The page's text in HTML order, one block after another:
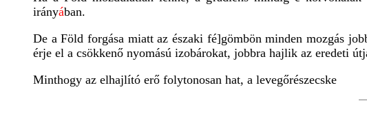
irányában.
De a Föld forgása miatt az északi fé]gömbön minden mozgás
érje el a csökkenő nyomású izobárokat, jobbra hajlik az eredeti
Minthogy az elhajlító erő folytonosan hat, a levegőrészecske